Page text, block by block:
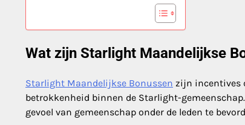
Wat zijn Starlight Maandelijkse
Starlight Maandelijkse Bonussen zijn incentives
betrokkenheid binnen de Starlight-
gevoel van gemeenschap onder de leden te